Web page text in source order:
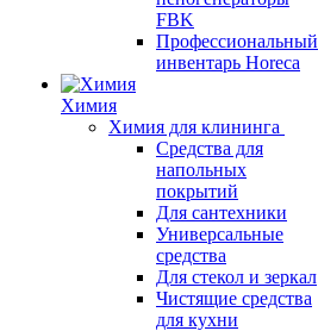
FBK
Профессиональный
инвентарь Horeca
Химия
Химия для клининга
Средства для
напольных
покрытий
Для сантехники
Универсальные
средства
Для стекол и зеркал
Чистящие средства
для кухни